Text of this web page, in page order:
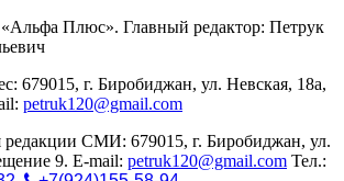
Плюс». Главный редактор: Петрук
679015, г. Биробиджан, ул. Невская, 18а,
petruk120@gmail.com
редакции СМИ: 679015, г. Биробиджан, ул.
9. E-mail: petruk120@gmail.com Тел.: